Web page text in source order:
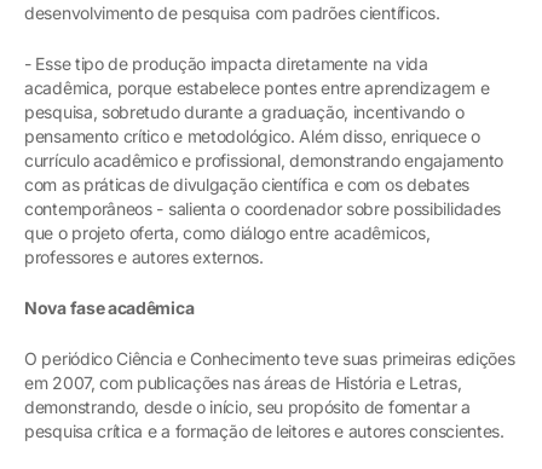
desenvolvimento de pesquisa com padrões científicos.
- Esse tipo de produção impacta diretamente na vida
acadêmica, porque estabelece pontes entre aprendizagem e
pesquisa, sobretudo durante a graduação, incentivando o
pensamento crítico e metodológico. Além disso, enriquece o
currículo acadêmico e profissional, demonstrando engajamento
com as práticas de divulgação científica e com os debates
contemporâneos - salienta o coordenador sobre possibilidades
que o projeto oferta, como diálogo entre acadêmicos,
professores e autores externos.
Nova fase acadêmica
O periódico Ciência e Conhecimento teve suas primeiras edições
em 2007, com publicações nas áreas de História e Letras,
demonstrando, desde o início, seu propósito de fomentar a
pesquisa crítica e a formação de leitores e autores conscientes.